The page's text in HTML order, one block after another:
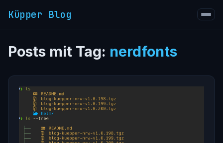
Küpper Blog
Posts mit Tag: nerdfonts